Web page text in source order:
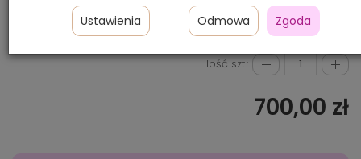
10/12*
Ilość szt.:
700,00 zł
Ustawienia Odmowa Zgoda